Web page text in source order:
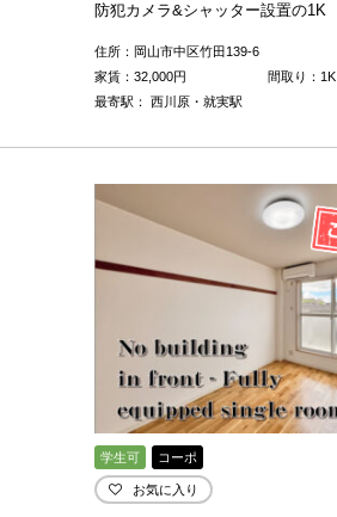
防犯カメラ&シャッター設置の1K
住所：岡山市中区竹田139-6
家賃： 32,000円
間取り：1K
最寄駅： 西川原・就実駅
学生可 コーポ
お気に入り